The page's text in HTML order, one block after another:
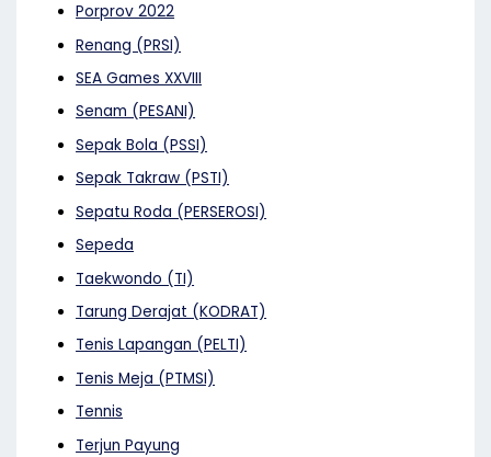
Porprov 2022
Renang (PRSI)
SEA Games XXVIII
Senam (PESANI)
Sepak Bola (PSSI)
Sepak Takraw (PSTI)
Sepatu Roda (PERSEROSI)
Sepeda
Taekwondo (TI)
Tarung Derajat (KODRAT)
Tenis Lapangan (PELTI)
Tenis Meja (PTMSI)
Tennis
Terjun Payung